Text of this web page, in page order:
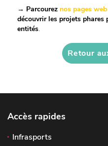
→ Parcourez nos pages
découvrir les projets phares
entités.
Retour
Accès rapides
Infrasports